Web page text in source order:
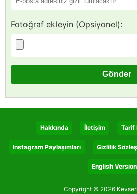
Fotoğraf ekleyin (Opsiyonel):
Hakkında İletişim Tarif
Instagram Paylaşımları Gizlilik
English Version
Copyright © 2026